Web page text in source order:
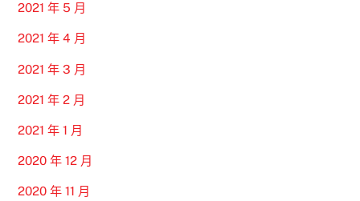
2021 年 5 月
2021 年 4 月
2021 年 3 月
2021 年 2 月
2021 年 1 月
2020 年 12 月
2020 年 11 月